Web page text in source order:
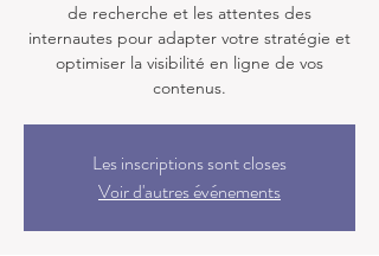
de recherche et les attentes des
internautes pour adapter votre stratégie et
optimiser la visibilité en ligne de vos
contenus.
Les inscriptions sont closes
Voir d'autres événements